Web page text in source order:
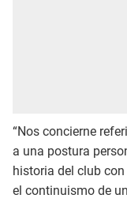
“Nos concierne
a una postura
historia del club con
el continuismo de